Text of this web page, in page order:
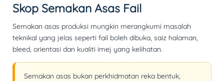
Skop Semakan Asas Fail
Semakan asas produksi mungkin merangkumi masalah
teknikal yang jelas seperti fail boleh dibuka, saiz halaman,
bleed, orientasi dan kualiti imej yang kelihatan.
Semakan asas bukan perkhidmatan reka bentuk,